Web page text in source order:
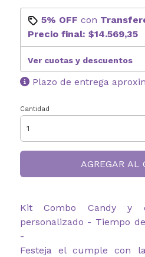
5% OFF con
Precio final: $14.569,35
Ver cuotas y descuentos
Plazo de entrega
Cantidad
AGREGAR AL
Kit Combo Candy
personalizado - Tiempo
-
Festeja el cumple con